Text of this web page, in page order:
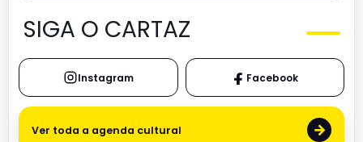
SIGA O CARTAZ
Instagram Facebook
Ver toda a agenda cultural →